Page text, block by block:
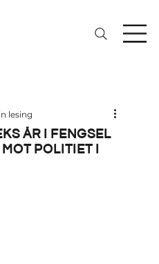
år i fengsel
politiet i
lesing